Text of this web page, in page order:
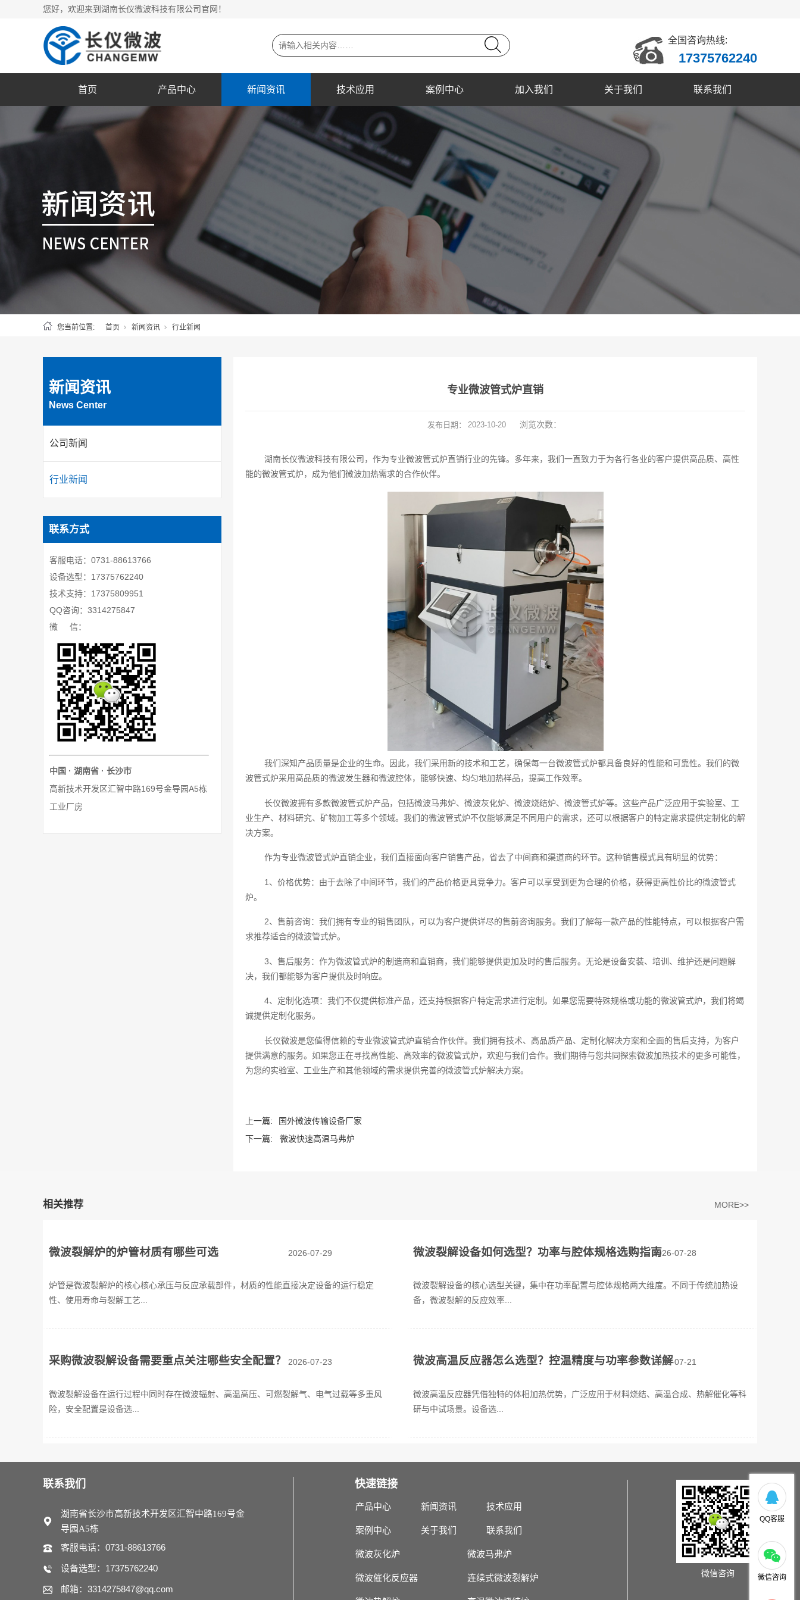
您好，欢迎来到湖南长仪微波科技有限公司官网！
全国咨询热线:
17375762240
首页 产品中心 新闻资讯 技术应用 案例中心 加入我们 关于我们 联系我们
您当前位置: 首页 新闻资讯 行业新闻
新闻资讯
News Center
公司新闻
行业新闻
联系方式
客服电话：0731-88613766
设备选型：17375762240
技术支持：17375809951
QQ咨询：3314275847
微 信：
中国 · 湖南省 · 长沙市
高新技术开发区汇智中路169号金导园A5栋
工业厂房
专业微波管式炉直销
发布日期： 2023-10-20 浏览次数：
湖南长仪微波科技有限公司，作为专业微波管式炉直销行业的先锋。多年来，我们一直致力于为各行各业的客户提供高品质、高性
能的微波管式炉，成为他们微波加热需求的合作伙伴。
我们深知产品质量是企业的生命。因此，我们采用新的技术和工艺，确保每一台微波管式炉都具备良好的性能和可靠性。我们的微
波管式炉采用高品质的微波发生器和微波腔体，能够快速、均匀地加热样品，提高工作效率。
长仪微波拥有多款微波管式炉产品，包括微波马弗炉、微波灰化炉、微波烧结炉、微波管式炉等。这些产品广泛应用于实验室、工
业生产、材料研究、矿物加工等多个领域。我们的微波管式炉不仅能够满足不同用户的需求，还可以根据客户的特定需求提供定制化的解
决方案。
作为专业微波管式炉直销企业，我们直接面向客户销售产品，省去了中间商和渠道商的环节。这种销售模式具有明显的优势：
1、价格优势：由于去除了中间环节，我们的产品价格更具竞争力。客户可以享受到更为合理的价格，获得更高性价比的微波管式
炉。
2、售前咨询：我们拥有专业的销售团队，可以为客户提供详尽的售前咨询服务。我们了解每一款产品的性能特点，可以根据客户需
求推荐适合的微波管式炉。
3、售后服务：作为微波管式炉的制造商和直销商，我们能够提供更加及时的售后服务。无论是设备安装、培训、维护还是问题解
决，我们都能够为客户提供及时响应。
4、定制化选项：我们不仅提供标准产品，还支持根据客户特定需求进行定制。如果您需要特殊规格或功能的微波管式炉，我们将竭
诚提供定制化服务。
长仪微波是您值得信赖的专业微波管式炉直销合作伙伴。我们拥有技术、高品质产品、定制化解决方案和全面的售后支持，为客户
提供满意的服务。如果您正在寻找高性能、高效率的微波管式炉，欢迎与我们合作。我们期待与您共同探索微波加热技术的更多可能性，
为您的实验室、工业生产和其他领域的需求提供完善的微波管式炉解决方案。
上一篇:
国外微波传输设备厂家
下一篇:
微波快速高温马弗炉
相关推荐 MORE>>
微波裂解炉的炉管材质有哪些可选
炉管是微波裂解炉的核心核心承压与反应承载部件，材质的性能直接决定设备的运行稳定
性、使用寿命与裂解工艺...
2026-07-29 微波裂解设备如何选型？功率与腔体规格选购指南
微波裂解设备的核心选型关键，集中在功率配置与腔体规格两大维度。不同于传统加热设
备，微波裂解的反应效率...
2026-07-28
采购微波裂解设备需要重点关注哪些安全配置？
微波裂解设备在运行过程中同时存在微波辐射、高温高压、可燃裂解气、电气过载等多重风
险，安全配置是设备选...
2026-07-23 微波高温反应器怎么选型？控温精度与功率参数详解
微波高温反应器凭借独特的体相加热优势，广泛应用于材料烧结、高温合成、热解催化等科
研与中试场景。设备选...
2026-07-21
联系我们
湖南省长沙市高新技术开发区汇智中路169号金
导园A5栋
客服电话：0731-88613766
设备选型：17375762240
邮箱：3314275847@qq.com
快速链接
产品中心 新闻资讯 技术应用
案例中心 关于我们 联系我们
微波灰化炉 微波马弗炉
微波催化反应器 连续式微波裂解炉 微信咨询
QQ客服
微信咨询